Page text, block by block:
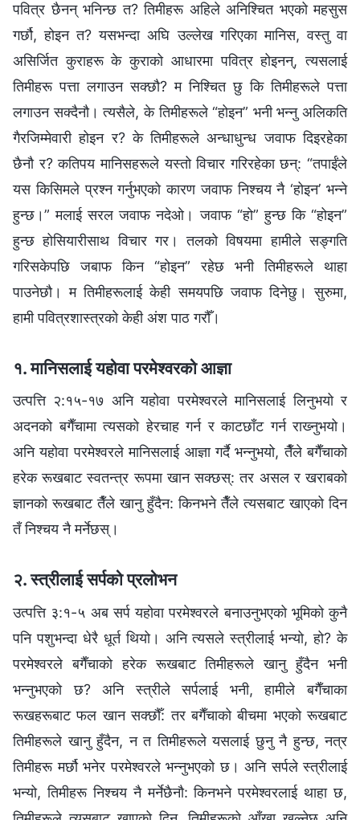
पवित्र छैनन् भनिन्छ त? तिमीहरू अहिले अनिश्‍चित भएको महसुस
गर्छौ, होइन त? यसभन्दा अघि उल्लेख गरिएका मानिस, वस्तु वा
असिर्जित कुराहरू के कुराको आधारमा पवित्र होइनन्, त्यसलाई
तिमीहरू पत्ता लगाउन सक्छौ? म निश्‍चित छु कि तिमीहरूले पत्ता
लगाउन सक्दैनौ। त्यसैले, के तिमीहरूले “होइन” भनी भन्‍नु अलिकति
गैरजिम्मेवारी होइन र? के तिमीहरूले अन्धाधुन्ध जवाफ दिइरहेका
छैनौ र? कतिपय मानिसहरूले यस्तो विचार गरिरहेका छन्: “तपाईंले
यस किसिमले प्रश्‍न गर्नुभएको कारण जवाफ निश्‍चय नै ‘होइन’ भन्‍ने
हुन्छ।” मलाई सरल जवाफ नदेओ। जवाफ “हो” हुन्छ कि “होइन”
हुन्छ होसियारीसाथ विचार गर। तलको विषयमा हामीले सङ्‍गति
गरिसकेपछि जबाफ किन “होइन” रहेछ भनी तिमीहरूले थाहा
पाउनेछौ। म तिमीहरूलाई केही समयपछि जवाफ दिनेछु। सुरुमा,
हामी पवित्रशास्‍त्रको केही अंश पाठ गरौँ।
१. मानिसलाई यहोवा परमेश्‍वरको आज्ञा
उत्पत्ति २:१५-१७ अनि यहोवा परमेश्‍वरले मानिसलाई लिनुभयो र
अदनको बगैँचामा त्यसको हेरचाह गर्न र काटछाँट गर्न राख्‍नुभयो।
अनि यहोवा परमेश्‍वरले मानिसलाई आज्ञा गर्दै भन्‍नुभयो, तैँले बगैँचाको
हरेक रूखबाट स्वतन्त्र रूपमा खान सक्छस्: तर असल र खराबको
ज्ञानको रूखबाट तैँले खानु हुँदैन: किनभने तैँले त्यसबाट खाएको दिन
तँ निश्‍चय नै मर्नेछस्।
२. स्‍त्रीलाई सर्पको प्रलोभन
उत्पत्ति ३:१-५ अब सर्प यहोवा परमेश्‍वरले बनाउनुभएको भूमिको कुनै
पनि पशुभन्दा धेरै धूर्त थियो। अनि त्यसले स्‍त्रीलाई भन्यो, हो? के
परमेश्‍वरले बगैँचाको हरेक रूखबाट तिमीहरूले खानु हुँदैन भनी
भन्‍नुभएको छ? अनि स्‍त्रीले सर्पलाई भनी, हामीले बगैँचाका
रूखहरूबाट फल खान सक्छौँ: तर बगैँचाको बीचमा भएको रूखबाट
तिमीहरूले खानु हुँदैन, न त तिमीहरूले यसलाई छुनु नै हुन्छ, नत्र
तिमीहरू मर्छौ भनेर परमेश्‍वरले भन्‍नुभएको छ। अनि सर्पले स्‍त्रीलाई
भन्यो, तिमीहरू निश्‍चय नै मर्नेछैनौ: किनभने परमेश्‍वरलाई थाहा छ,